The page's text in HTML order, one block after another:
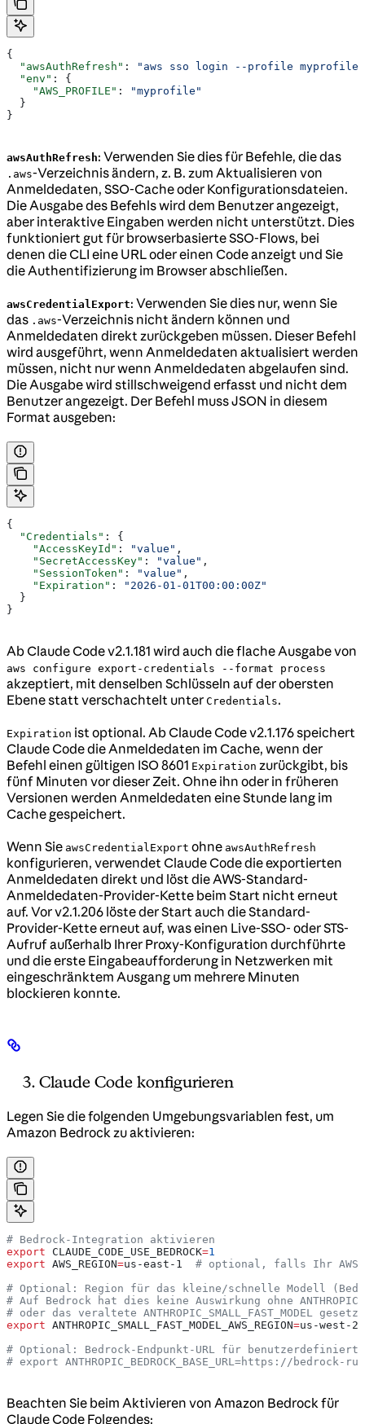
{
  "awsAuthRefresh"
:
"aws sso login --profile myprofile"
  "env"
: {
    "AWS_PROFILE"
:
"myprofile"
  }
}
awsAuthRefresh: Verwenden Sie dies für Befehle, die das
.aws-Verzeichnis ändern, z. B. zum Aktualisieren von
Anmeldedaten, SSO-Cache oder Konfigurationsdateien.
Die Ausgabe des Befehls wird dem Benutzer angezeigt,
aber interaktive Eingaben werden nicht unterstützt. Dies
funktioniert gut für browserbasierte SSO-Flows, bei
denen die CLI eine URL oder einen Code anzeigt und Sie
die Authentifizierung im Browser abschließen.
awsCredentialExport: Verwenden Sie dies nur, wenn Sie
das .aws-Verzeichnis nicht ändern können und
Anmeldedaten direkt zurückgeben müssen. Dieser Befehl
wird ausgeführt, wenn Anmeldedaten aktualisiert werden
müssen, nicht nur wenn Anmeldedaten abgelaufen sind.
Die Ausgabe wird stillschweigend erfasst und nicht dem
Benutzer angezeigt. Der Befehl muss JSON in diesem
Format ausgeben:
{
  "Credentials"
: {
    "AccessKeyId"
: "value" ,
    "SecretAccessKey"
: "value" ,
    "SessionToken"
: "value" ,
    "Expiration"
:
"2026-01-01T00:00:00Z"
  }
}
Ab Claude Code v2.1.181 wird auch die flache Ausgabe von
aws configure export-credentials --format process
akzeptiert, mit denselben Schlüsseln auf der obersten
Ebene statt verschachtelt unter Credentials.
Expiration ist optional. Ab Claude Code v2.1.176 speichert
Claude Code die Anmeldedaten im Cache, wenn der
Befehl einen gültigen ISO 8601 Expiration zurückgibt, bis
fünf Minuten vor dieser Zeit. Ohne ihn oder in früheren
Versionen werden Anmeldedaten eine Stunde lang im
Cache gespeichert.
Wenn Sie awsCredentialExport ohne awsAuthRefresh
konfigurieren, verwendet Claude Code die exportierten
Anmeldedaten direkt und löst die AWS-Standard-
Anmeldedaten-Provider-Kette beim Start nicht erneut
auf. Vor v2.1.206 löste der Start auch die Standard-
Provider-Kette erneut auf, was einen Live-SSO- oder STS-
Aufruf außerhalb Ihrer Proxy-Konfiguration durchführte
und die erste Eingabeaufforderung in Netzwerken mit
eingeschränktem Ausgang um mehrere Minuten
blockieren konnte.
Claude Code konfigurieren
Legen Sie die folgenden Umgebungsvariablen fest, um
Amazon Bedrock zu aktivieren:
# Bedrock-Integration aktivieren
export CLAUDE_CODE_USE_BEDROCK=1
export AWS_REGION=us-east-1
# optional, falls Ihr
# Optional: Region für das kleine/schnelle Modell
# Auf Bedrock hat dies keine Auswirkung ohne
# oder das veraltete ANTHROPIC_SMALL_FAST_MODEL
export ANTHROPIC_SMALL_FAST_MODEL_AWS_REGION=us-west-2
# Optional: Bedrock-Endpunkt-URL für benutzerdefinierte
# export ANTHROPIC_BEDROCK_BASE_URL=https://bedrock-
Beachten Sie beim Aktivieren von Amazon Bedrock für
Claude Code Folgendes: